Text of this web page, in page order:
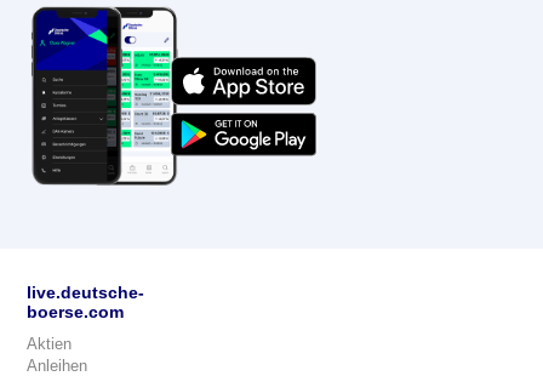
live.deutsche-
boerse.com
Aktien
Anleihen